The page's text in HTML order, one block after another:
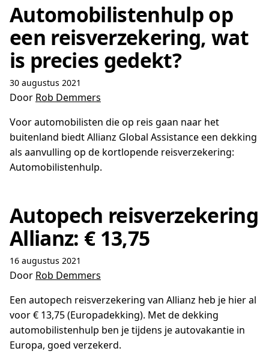
Automobilistenhulp op
een reisverzekering, wat
is precies gedekt?
30 augustus 2021
Door Rob Demmers
Voor automobilisten die op reis gaan naar het
buitenland biedt Allianz Global Assistance een dekking
als aanvulling op de kortlopende reisverzekering:
Automobilistenhulp.
Autopech reisverzekering
Allianz: € 13,75
16 augustus 2021
Door Rob Demmers
Een autopech reisverzekering van Allianz heb je hier al
voor € 13,75 (Europadekking). Met de dekking
automobilistenhulp ben je tijdens je autovakantie in
Europa, goed verzekerd.